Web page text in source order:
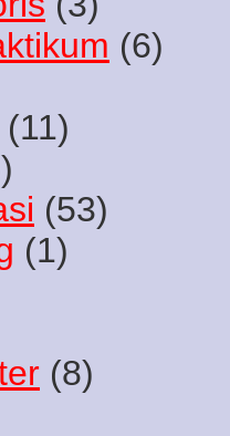
(6)
(11)
(53)
(1)
(8)